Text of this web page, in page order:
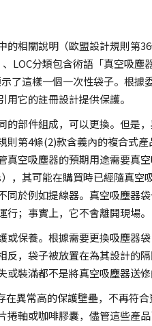
相關說明（歐盟設計規則第
、LOC分類包含術語「真空吸塵
了這樣一個一次性袋子。根據
它的註冊設計提供保護。
部件組成，可以更換。但是
第4條(2)款含義內的複合式
空吸塵器的預期用途需要真
，其可能在購買時已經隨真空
於例如提線器。真空吸塵器
；事實上，它不會離開現場。
保養。根據需要更換吸塵器
，袋子被放置在為其設計的隔
裝滿都不是將真空吸塵器送修
異常高的保護壁壘，不再符合
軸或咖啡膠囊，儘管這些產品